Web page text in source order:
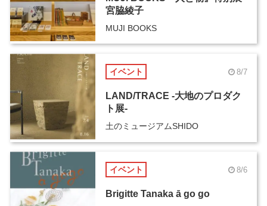
宮脇綾子
MUJI BOOKS
イベント 8/7
LAND/TRACE -大地のプロダク
ト展-
土のミュージアムSHIDO
イベント 8/6
Brigitte Tanaka ā go go